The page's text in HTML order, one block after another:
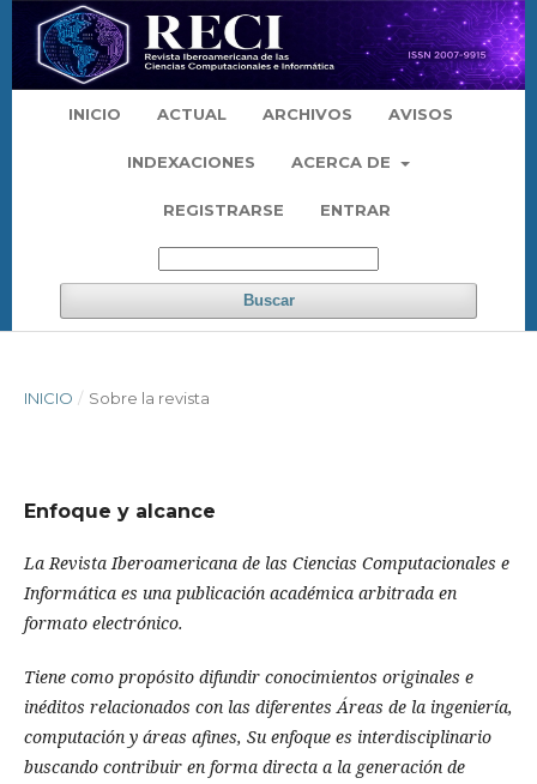
INICIO ACTUAL ARCHIVOS AVISOS
INDEXACIONES ACERCA DE
REGISTRARSE ENTRAR
Buscar
INICIO / Sobre la revista
Enfoque y alcance
La Revista Iberoamericana de las Ciencias Computacionales e
Informática es una publicación académica arbitrada en
formato electrónico.
Tiene como propósito difundir conocimientos originales e
inéditos relacionados con las diferentes Áreas de la ingeniería,
computación y áreas afines, Su enfoque es interdisciplinario
buscando contribuir en forma directa a la generación de